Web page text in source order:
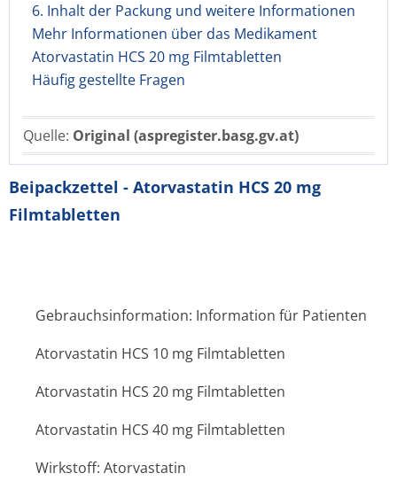
6. Inhalt der Packung und weitere Informationen
Mehr Informationen über das Medikament
Atorvastatin HCS 20 mg Filmtabletten
Häufig gestellte Fragen
Quelle: Original (aspregister.basg.gv.at)
Beipackzettel - Atorvastatin HCS 20 mg
Filmtabletten
Gebrauchsinformation: Information für Patienten
Atorvastatin HCS 10 mg Filmtabletten
Atorvastatin HCS 20 mg Filmtabletten
Atorvastatin HCS 40 mg Filmtabletten
Wirkstoff: Atorvastatin